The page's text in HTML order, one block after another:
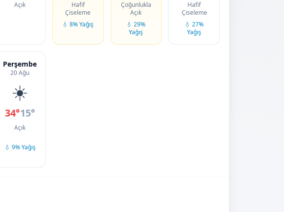
Açık
Hafif
Çiseleme
💧 8% Yağış
Çoğunlukla
Açık
💧 29%
Yağış
Hafif
Çiseleme
💧 27%
Yağış
Perşembe
20 Ağu
☀️
34°15°
Açık
💧 9% Yağış